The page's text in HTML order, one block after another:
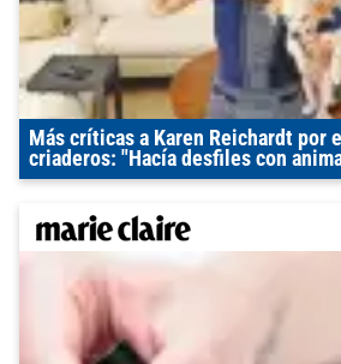
Más críticas a Karen Reichardt por
criaderos: "Hacía desfiles con